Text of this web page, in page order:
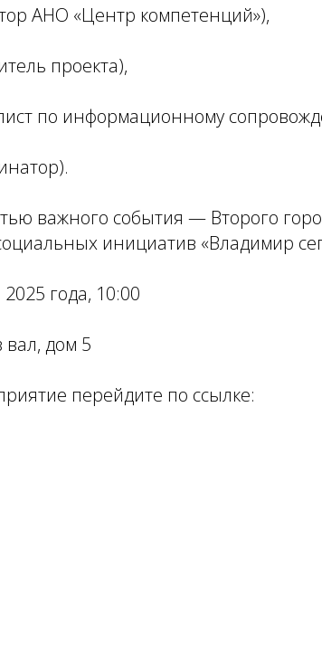
АНО «Центр компетенций»),
проекта),
по информационному
важного события — Второго
инициатив «Владимир
года, 10:00
дом 5
перейдите по ссылке: